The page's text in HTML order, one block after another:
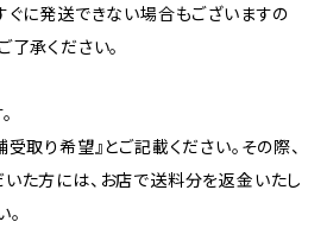
ぐに発送できない場合もございますの
了承ください。
取り希望』とご記載ください。その際、
た方には、お店で送料分を返金いたし